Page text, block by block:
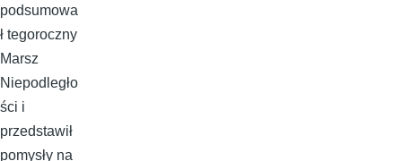
podsumowa
ł tegoroczny
Marsz
Niepodległo
ści i
przedstawił
pomysły na